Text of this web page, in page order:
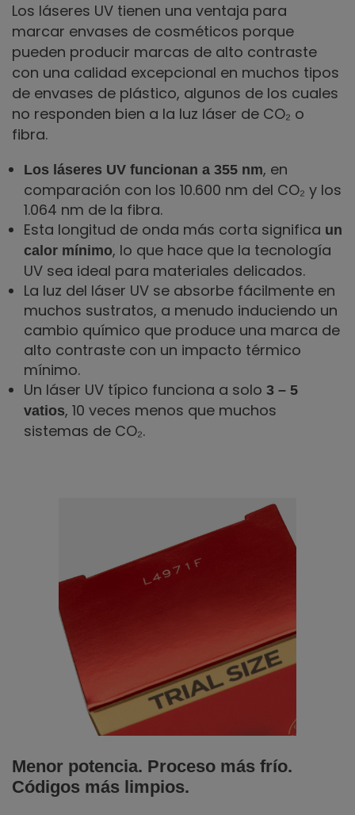
Los láseres UV tienen una ventaja para
marcar envases de cosméticos porque
pueden producir marcas de alto contraste
con una calidad excepcional en muchos tipos
de envases de plástico, algunos de los cuales
no responden bien a la luz láser de CO₂ o
fibra.
Los láseres UV funcionan a 355 nm, en
comparación con los 10.600 nm del CO₂ y los
1.064 nm de la fibra.
Esta longitud de onda más corta significa un
calor mínimo, lo que hace que la tecnología
UV sea ideal para materiales delicados.
La luz del láser UV se absorbe fácilmente en
muchos sustratos, a menudo induciendo un
cambio químico que produce una marca de
alto contraste con un impacto térmico
mínimo.
Un láser UV típico funciona a solo 3 – 5
vatios, 10 veces menos que muchos
sistemas de CO₂.
Menor potencia. Proceso más frío.
Códigos más limpios.